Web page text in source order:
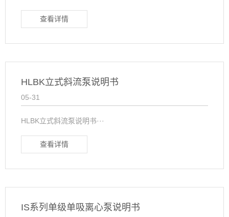
查看详情
HLBK立式斜流泵说明书
05-31
HLBK立式斜流泵说明书···
查看详情
IS系列单级单吸离心泵说明书